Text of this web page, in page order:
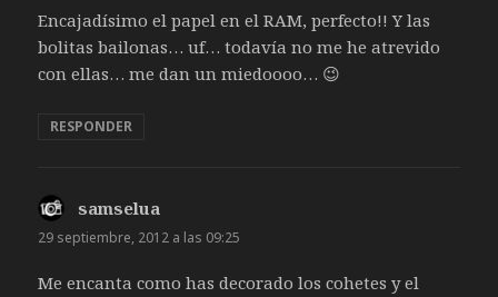
Encajadísimo el papel en el RAM, perfecto!! Y las
bolitas bailonas… uf… todavía no me he atrevido
con ellas… me dan un miedoooo… 😉
RESPONDER
samselua
29 septiembre, 2012 a las 09:25
Me encanta como has decorado los cohetes y el